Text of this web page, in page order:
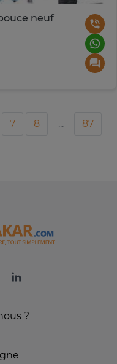
neuf
7 8 ...
87
?